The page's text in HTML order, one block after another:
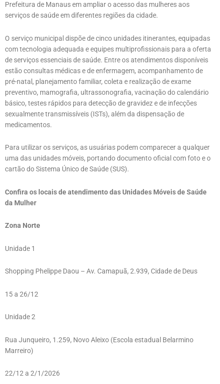
Prefeitura de Manaus em ampliar o acesso das mulheres aos
serviços de saúde em diferentes regiões da cidade.
O serviço municipal dispõe de cinco unidades itinerantes, equipadas
com tecnologia adequada e equipes multiprofissionais para a oferta
de serviços essenciais de saúde. Entre os atendimentos disponíveis
estão consultas médicas e de enfermagem, acompanhamento de
pré-natal, planejamento familiar, coleta e realização de exame
preventivo, mamografia, ultrassonografia, vacinação do calendário
básico, testes rápidos para detecção de gravidez e de infecções
sexualmente transmissíveis (ISTs), além da dispensação de
medicamentos.
Para utilizar os serviços, as usuárias podem comparecer a qualquer
uma das unidades móveis, portando documento oficial com foto e o
cartão do Sistema Único de Saúde (SUS).
Confira os locais de atendimento das Unidades Móveis de Saúde
da Mulher
Zona Norte
Unidade 1
Shopping Phelippe Daou – Av. Camapuã, 2.939, Cidade de Deus
15 a 26/12
Unidade 2
Rua Junqueiro, 1.259, Novo Aleixo (Escola estadual Belarmino
Marreiro)
22/12 a 2/1/2026